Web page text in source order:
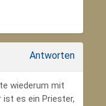
Antworten
wiederum mit
ist es ein Priester,